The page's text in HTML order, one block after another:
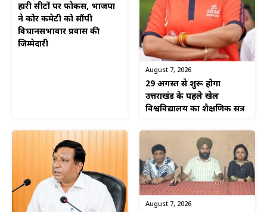
हारी सीटों पर फोकस, भाजपा
ने कोर कमेटी को सौंपी
विधानसभावार प्रवास की
जिम्मेदारी
August 7, 2026
29 अगस्त से शुरू होगा
उत्तराखंड के पहले खेल
विश्वविद्यालय का शैक्षणिक सत्र
August 7, 2026